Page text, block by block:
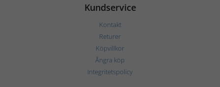
Kundservice
Kontakt
Returer
Köpvillkor
Ångra köp
Integritetspolicy